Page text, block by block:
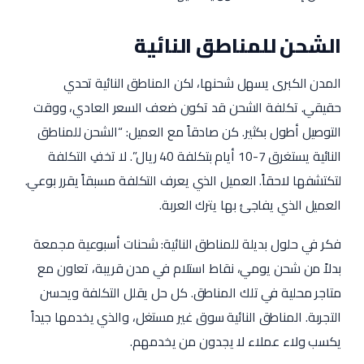
الشحن للمناطق النائية
المدن الكبرى يسهل شحنها، لكن المناطق النائية تحدي
حقيقي. تكلفة الشحن قد تكون ضعف السعر العادي، ووقت
التوصيل أطول بكثير. كن صادقاً مع العميل: “الشحن للمناطق
النائية يستغرق 7-10 أيام بتكلفة 40 ريال”. لا تخفِ التكلفة
لتكتشفها لاحقاً. العميل الذي يعرف التكلفة مسبقاً يقرر بوعي.
العميل الذي يفاجئ بها يترك العربة.
فكر في حلول بديلة للمناطق النائية: شحنات أسبوعية مجمعة
بدلاً من شحن يومي، نقاط استلام في مدن قريبة، تعاون مع
متاجر محلية في تلك المناطق. كل حل يقلل التكلفة ويحسن
التجربة. المناطق النائية سوق غير مستغل، والذي يخدمها جيداً
يكسب ولاء عملاء لا يجدون من يخدمهم.